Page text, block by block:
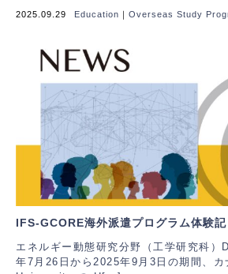
2025.09.29 Education ｜ Overseas Study
IFS-GCORE海外派遣プログラム体験
エネルギー動態研究分野（工学研究科）
年7月26日から2025年9月3日の期間、